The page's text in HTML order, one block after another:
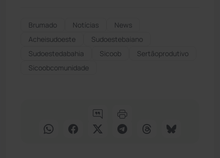
Brumado Notícias
News
Acheisudoeste
Sudoestebaiano
Sudoestedabahia
Sicoob
Sertãoprodutivo
Sicoobcomunidade